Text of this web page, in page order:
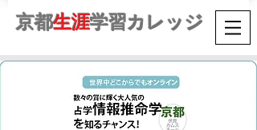
京都生涯学習カレッジ